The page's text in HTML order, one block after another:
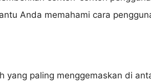
Anda memahami cara
yang paling menggemaskan di